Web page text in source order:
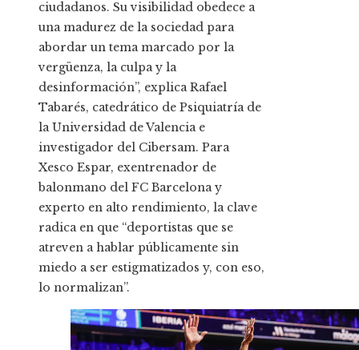
ciudadanos. Su visibilidad obedece a
una madurez de la sociedad para
abordar un tema marcado por la
vergüenza, la culpa y la
desinformación”, explica Rafael
Tabarés, catedrático de Psiquiatría de
la Universidad de Valencia e
investigador del Cibersam. Para
Xesco Espar, exentrenador de
balonmano del FC Barcelona y
experto en alto rendimiento, la clave
radica en que “deportistas que se
atreven a hablar públicamente sin
miedo a ser estigmatizados y, con eso,
lo normalizan”.